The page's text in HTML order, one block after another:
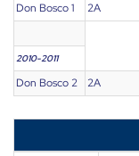
Don Bosco 1 2A
2010-2011
Don Bosco 2 2A